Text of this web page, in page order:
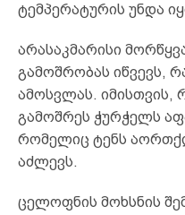
ტემპერატურის უნდა
არასაკმარისი
გამოშრობას იწვევს,
ამოსვლას. იმისთვის,
გამოშრეს ჭურჭელს
რომელიც ტენს
აძლევს.
ცელოფნის მოხსნის